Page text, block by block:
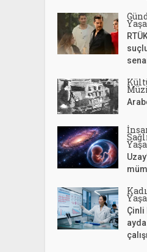
Çinli